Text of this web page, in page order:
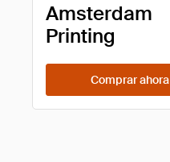
Amsterdam
Printing
Comprar ahora